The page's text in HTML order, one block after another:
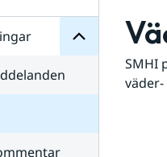
SMHI